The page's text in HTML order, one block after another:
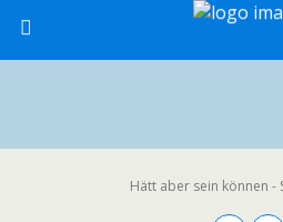
Hätt aber sein können -